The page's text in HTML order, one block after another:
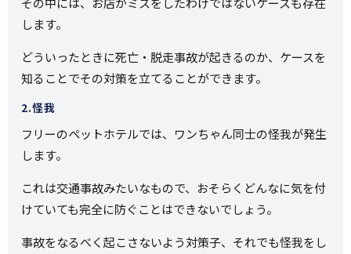
します。
どういったときに死亡・脱走事故が起きるのか、ケースを
知ることでその対策を立てることができます。
2.怪我
フリーのペットホテルでは、ワンちゃん同士の怪我が発生
します。
これは交通事故みたいなもので、おそらくどんなに気を付
けていても完全に防ぐことはできないでしょう。
事故をなるべく起こさないよう対策子、それでも怪我をし